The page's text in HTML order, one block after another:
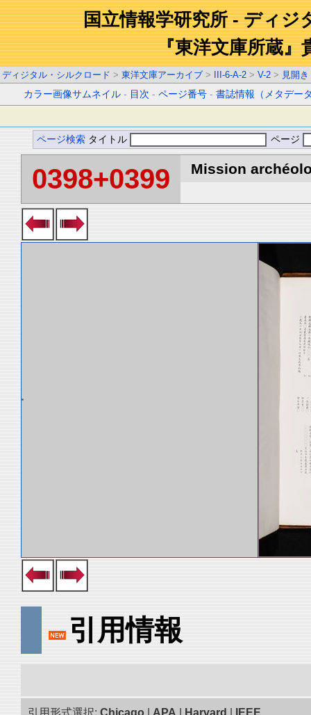
国立情報学研究所 - ディジ
『東洋文庫所蔵』
ディジタル・シルクロード > 東洋文庫アーカイブ > III-6-A-2 > V-2 > 見開き
カラー画像サムネイル - 目次 -ページ番号 -書誌情報（メタデー
ページ検索 タイトル ページ
0398+0399 Mission
引用情報
引用形式選択: Chicago APA Harvard IEEE